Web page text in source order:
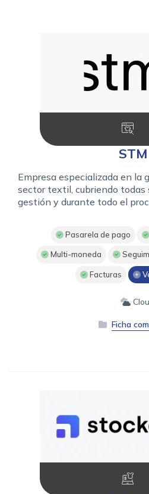
STM
Empresa especializada en la
sector textil, cubriendo todas
gestión y durante todo el
Pasarela de pago
Multi-moneda
Facturas
Ficha